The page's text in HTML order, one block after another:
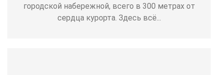
городской набережной, всего в 300 метрах от
сердца курорта. Здесь всё...